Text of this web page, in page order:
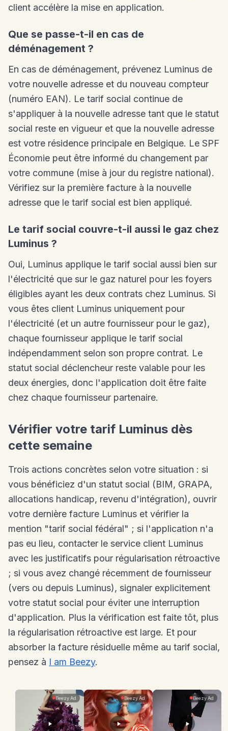
client accélère la mise en application.
Que se passe-t-il en cas de
déménagement ?
En cas de déménagement, prévenez Luminus de
votre nouvelle adresse et du nouveau compteur
(numéro EAN). Le tarif social continue de
s'appliquer à la nouvelle adresse tant que le statut
social reste en vigueur et que la nouvelle adresse
est votre résidence principale en Belgique. Le SPF
Économie peut être informé du changement par
votre commune (mise à jour du registre national).
Vérifiez sur la première facture à la nouvelle
adresse que le tarif social est bien appliqué.
Le tarif social couvre-t-il aussi le gaz chez
Luminus ?
Oui, Luminus applique le tarif social aussi bien sur
l'électricité que sur le gaz naturel pour les foyers
éligibles ayant les deux contrats chez Luminus. Si
vous êtes client Luminus uniquement pour
l'électricité (et un autre fournisseur pour le gaz),
chaque fournisseur applique le tarif social
indépendamment selon son propre contrat. Le
statut social déclencheur reste valable pour les
deux énergies, donc l'application doit être faite
chez chaque fournisseur partenaire.
Vérifier votre tarif Luminus dès
cette semaine
Trois actions concrètes selon votre situation : si
vous bénéficiez d'un statut social (BIM, GRAPA,
allocations handicap, revenu d'intégration), ouvrir
votre dernière facture Luminus et vérifier la
mention "tarif social fédéral" ; si l'application n'a
pas eu lieu, contacter le service client Luminus
avec les justificatifs pour régularisation rétroactive
; si vous avez changé récemment de fournisseur
(vers ou depuis Luminus), signaler explicitement
votre statut social pour éviter une interruption
d'application. Plus la vérification est faite tôt, plus
la régularisation rétroactive est large. Et pour
absorber la facture résiduelle même au tarif social,
pensez à I am Beezy.